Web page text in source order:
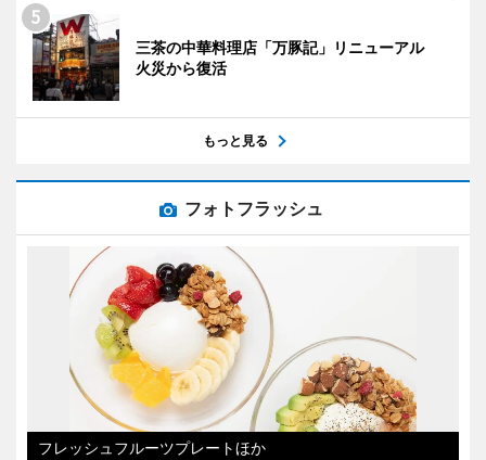
三茶の中華料理店「万豚記」リニューアル
火災から復活
もっと見る
フォトフラッシュ
フレッシュフルーツプレートほか